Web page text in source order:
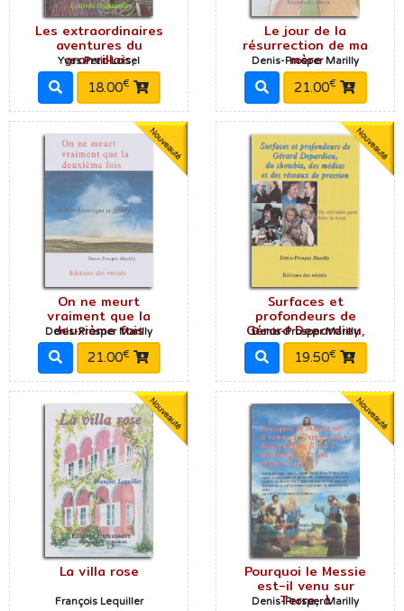
Les extraordinaires
aventures du
granvillais,
Yves Petit-Loisel
18.00€
Le jour de la
résurrection de ma
mère
Denis-Prosper Marilly
21.00€
On ne meurt
vraiment que la
deuxième fois
Denis-Prosper Marilly
21.00€
Surfaces et
profondeurs de
Gérard Depardieu,
Denis-Prosper Marilly
19.50€
La villa rose
François Lequiller
Pourquoi le Messie
est-il venu sur
Terre, à
Denis-Prosper Marilly